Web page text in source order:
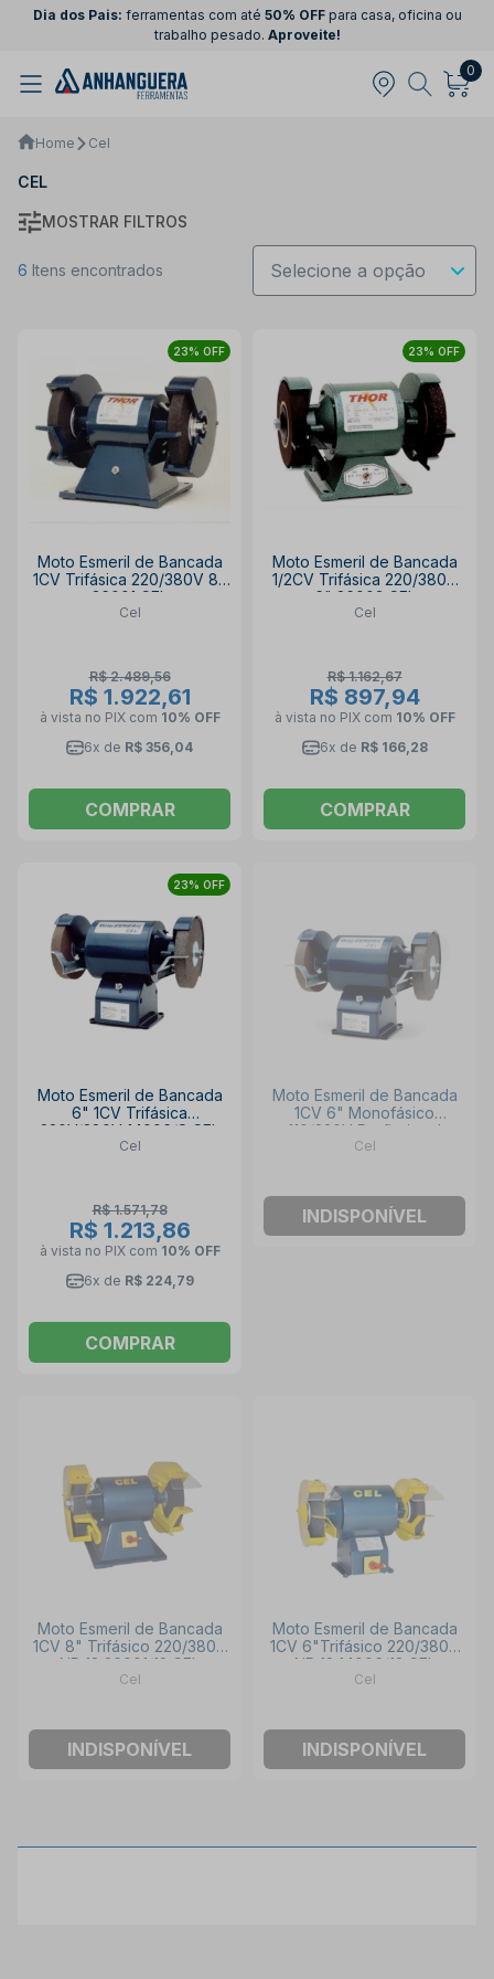
Dia dos Pais: ferramentas com até 50% OFFpara casa, oficina ou
trabalho pesado. Aproveite!
0
Home Cel
CEL
MOSTRAR FILTROS
6 Itens encontrados
23% OFF
Moto Esmeril de Bancada
1CV Trifásica 220/380V 8"
36001 CEL
Cel
R$ 2.489,56
R$ 1.922,61
à vista no PIX com 10% OFF
6x de R$ 356,04
COMPRAR
23% OFF
Moto Esmeril de Bancada
1/2CV Trifásica 220/380V
6" 36003 CEL
Cel
R$ 1.162,67
R$ 897,94
à vista no PIX com 10% OFF
6x de R$ 166,28
COMPRAR
23% OFF
Moto Esmeril de Bancada
6" 1CV Trifásica
220V/380V 14006/S CEL
Cel
R$ 1.571,78
R$ 1.213,86
à vista no PIX com 10% OFF
6x de R$ 224,79
COMPRAR
Moto Esmeril de Bancada
1CV 6" Monofásico
110/220V Profissional
14008 CEL
Cel
INDISPONÍVEL
Moto Esmeril de Bancada
1CV 8" Trifásico 220/380V
NR 12 36001/12 CEL
Cel
INDISPONÍVEL
Moto Esmeril de Bancada
1CV 6"Trifásico 220/380V
NR 12 14006/12 CEL
Cel
INDISPONÍVEL